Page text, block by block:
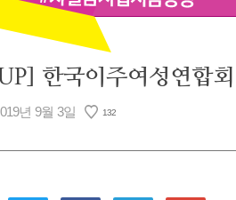
한국이주여성연합
년 9월 3일 132